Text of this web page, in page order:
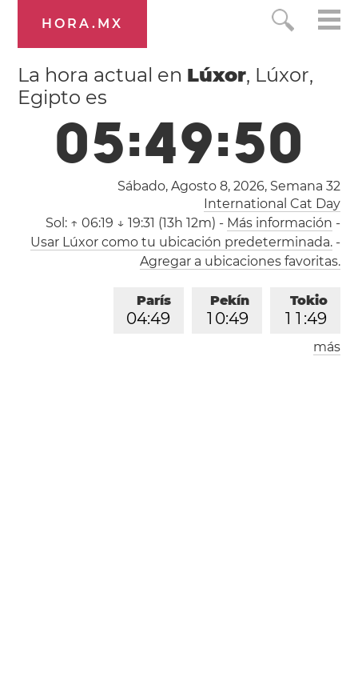
HORA.MX
La hora actual en Lúxor, Lúxor,
Egipto es
05:49:50
Sábado, Agosto 8, 2026, Semana 32
International Cat Day
Sol: ↑ 06:19 ↓ 19:31 (13h 12m) - Más información -
Usar Lúxor como tu ubicación predeterminada.-
Agregar a ubicaciones favoritas.
Tokio
1 1 :49
Pekín
1 0:49
París
04:49
Londres
más